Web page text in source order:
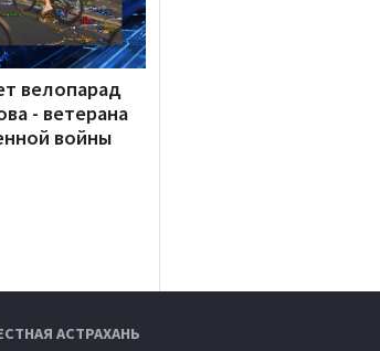
велопарад
- ветерана
войны
АСТРАХАНЬ